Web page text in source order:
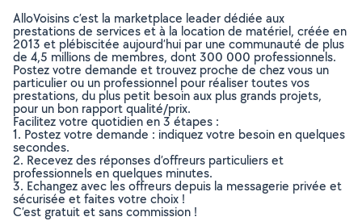
AlloVoisins c’est la marketplace leader dédiée aux
prestations de services et à la location de matériel, créée en
2013 et plébiscitée aujourd’hui par une communauté de plus
de 4,5 millions de membres, dont 300 000 professionnels.
Postez votre demande et trouvez proche de chez vous un
particulier ou un professionnel pour réaliser toutes vos
prestations, du plus petit besoin aux plus grands projets,
pour un bon rapport qualité/prix.
Facilitez votre quotidien en 3 étapes :
1. Postez votre demande : indiquez votre besoin en quelques
secondes.
2. Recevez des réponses d’offreurs particuliers et
professionnels en quelques minutes.
3. Echangez avec les offreurs depuis la messagerie privée et
sécurisée et faites votre choix !
C’est gratuit et sans commission !